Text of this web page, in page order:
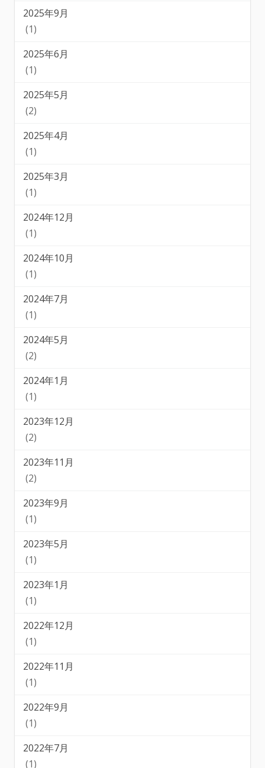
2025年9月
(1)
2025年6月
(1)
2025年5月
(2)
2025年4月
(1)
2025年3月
(1)
2024年12月
(1)
2024年10月
(1)
2024年7月
(1)
2024年5月
(2)
2024年1月
(1)
2023年12月
(2)
2023年11月
(2)
2023年9月
(1)
2023年5月
(1)
2023年1月
(1)
2022年12月
(1)
2022年11月
(1)
2022年9月
(1)
2022年7月
(1)